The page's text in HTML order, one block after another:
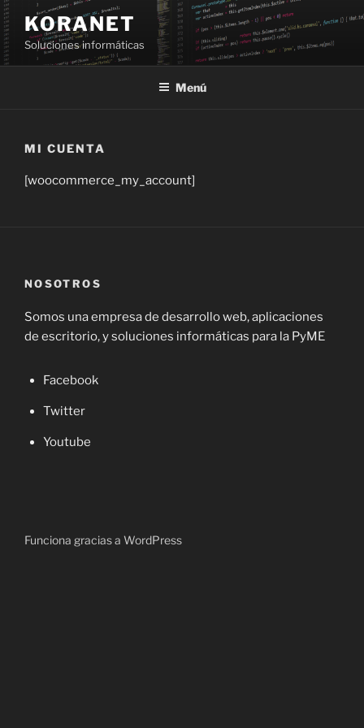
Saltar
al
contenido
KORANET
Soluciones informáticas
Menú
MI CUENTA
[woocommerce_my_account]
NOSOTROS
Somos una empresa de desarrollo web, aplicaciones
de escritorio, y soluciones informáticas para la PyME
Facebook
Twitter
Youtube
Funciona gracias a WordPress